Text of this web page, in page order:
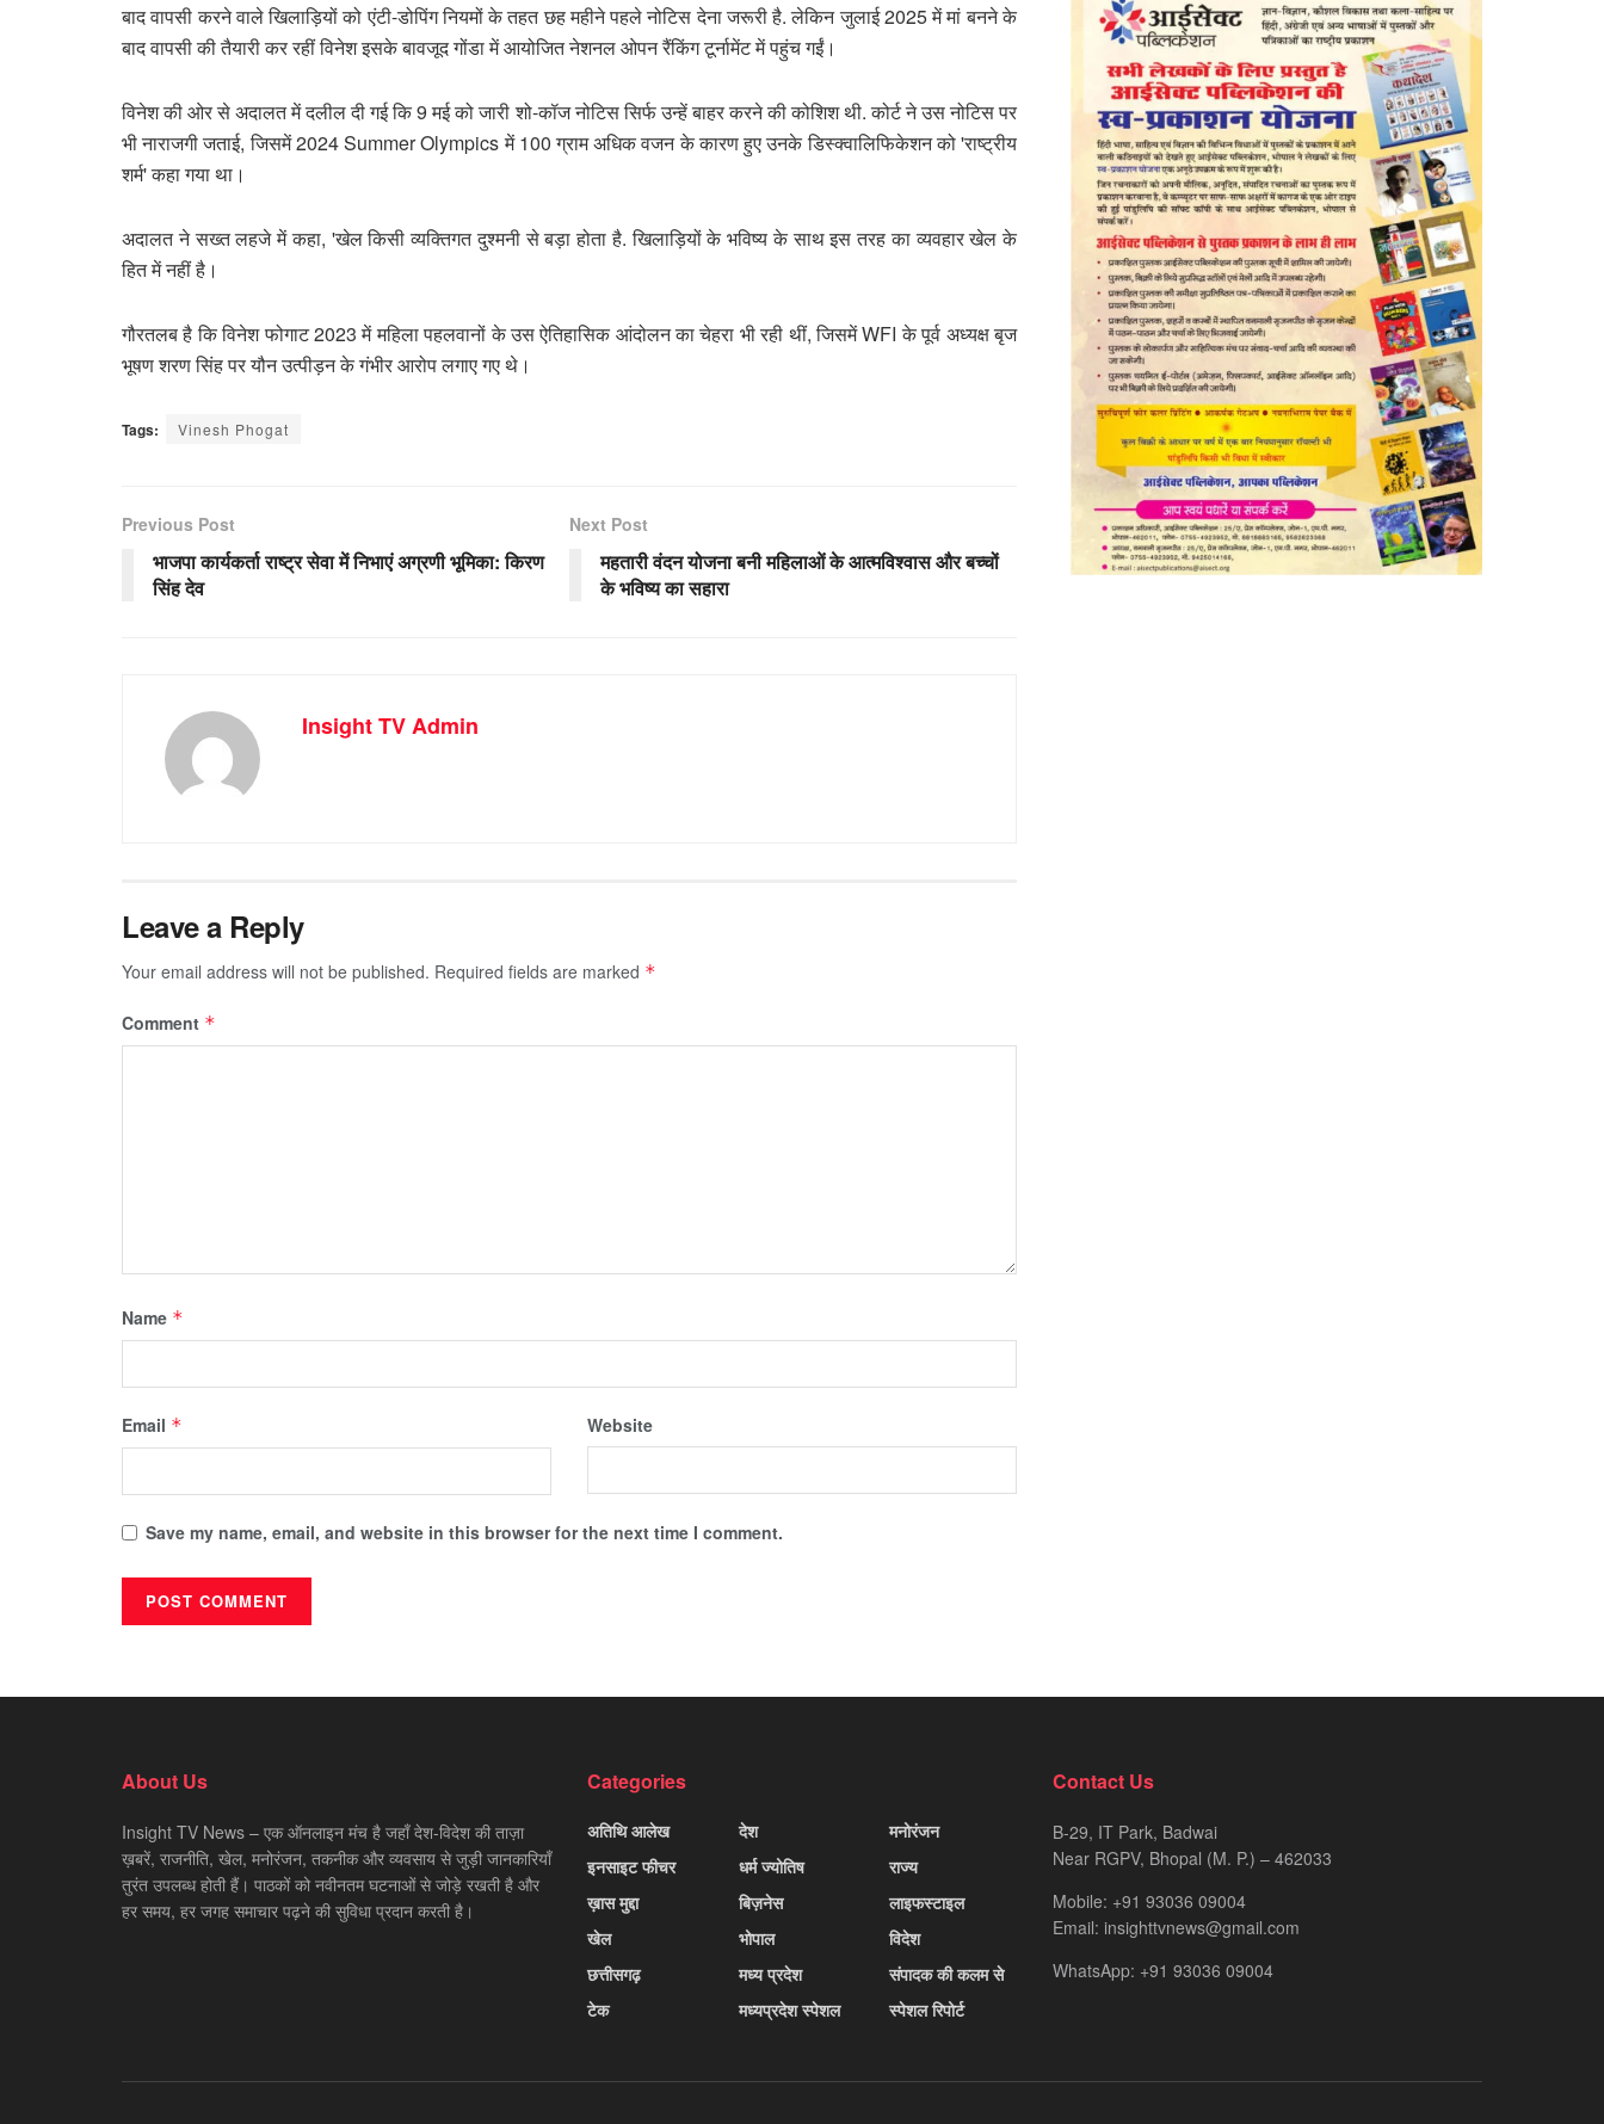
बाद वापसी करने वाले खिलाड़ियों को एंटी-डोपिंग नियमों के तहत छह महीने पहले नोटिस देना जरूरी है. लेकिन जुलाई 2025 में मां बनने के
बाद वापसी की तैयारी कर रहीं विनेश इसके बावजूद गोंडा में आयोजित नेशनल ओपन रैंकिंग टूर्नामेंट में पहुंच गईं।
विनेश की ओर से अदालत में दलील दी गई कि 9 मई को जारी शो-कॉज नोटिस सिर्फ उन्हें बाहर करने की कोशिश थी. कोर्ट ने उस नोटिस पर
भी नाराजगी जताई, जिसमें 2024 Summer Olympics में 100 ग्राम अधिक वजन के कारण हुए उनके डिस्क्वालिफिकेशन को 'राष्ट्रीय
शर्म' कहा गया था।
अदालत ने सख्त लहजे में कहा, 'खेल किसी व्यक्तिगत दुश्मनी से बड़ा होता है. खिलाड़ियों के भविष्य के साथ इस तरह का व्यवहार खेल के
हित में नहीं है।
गौरतलब है कि विनेश फोगाट 2023 में महिला पहलवानों के उस ऐतिहासिक आंदोलन का चेहरा भी रही थीं, जिसमें WFI के पूर्व अध्यक्ष बृज
भूषण शरण सिंह पर यौन उत्पीड़न के गंभीर आरोप लगाए गए थे।
Tags: Vinesh Phogat
Previous Post
भाजपा कार्यकर्ता राष्ट्र सेवा में निभाएं अग्रणी भूमिका: किरण
सिंह देव
Next Post
महतारी वंदन योजना बनी महिलाओं के आत्मविश्वास और बच्चों
के भविष्य का सहारा
Insight TV Admin
Leave a Reply
Your email address will not be published. Required fields are marked *
Comment *
Name *
Email * Website
Save my name, email, and website in this browser for the next time I comment.
About Us
Insight TV News – एक ऑनलाइन मंच है जहाँ देश-विदेश की ताज़ा
ख़बरें, राजनीति, खेल, मनोरंजन, तकनीक और व्यवसाय से जुड़ी जानकारियाँ
तुरंत उपलब्ध होती हैं। पाठकों को नवीनतम घटनाओं से जोड़े रखती है और
हर समय, हर जगह समाचार पढ़ने की सुविधा प्रदान करती है।
Categories
अतिथि आलेख
इनसाइट फीचर
ख़ास मुद्दा
खेल
छत्तीसगढ़
टेक
देश
धर्म ज्योतिष
बिज़नेस
भोपाल
मध्य प्रदेश
मध्यप्रदेश स्पेशल
मनोरंजन
राज्य
लाइफस्टाइल
विदेश
संपादक की कलम से
स्पेशल रिपोर्ट
Contact Us
B-29, IT Park, Badwai
Near RGPV, Bhopal (M. P.) – 462033
Mobile: +91 93036 09004
Email: insighttvnews@gmail.com
WhatsApp: +91 93036 09004